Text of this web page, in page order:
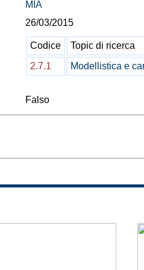
MIA
26/03/2015
Codice
Topic di ricerca
2.7.1
Modellistica e
Falso